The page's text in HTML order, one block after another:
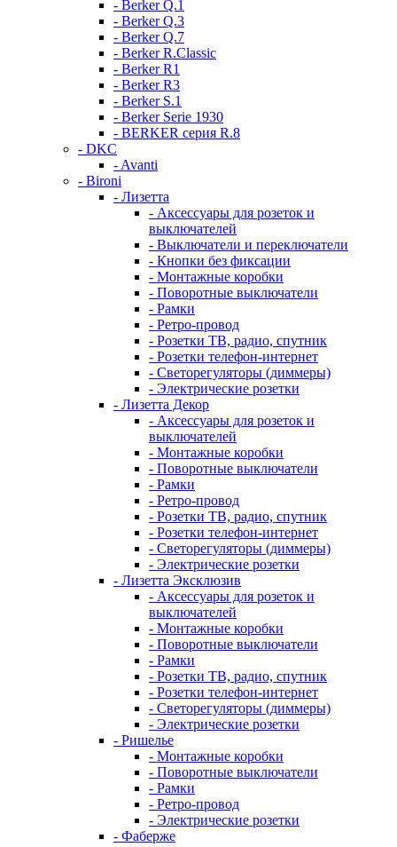
- Berker Q.1
- Berker Q.3
- Berker Q.7
- Berker R.Classic
- Berker R1
- Berker R3
- Berker S.1
- Berker Serie 1930
- BERKER серия R.8
- DKC
- Avanti
- Bironi
- Лизетта
- Аксессуары для розеток и
выключателей
- Выключатели и переключатели
- Кнопки без фиксации
- Монтажные коробки
- Поворотные выключатели
- Рамки
- Ретро-провод
- Розетки ТВ, радио, спутник
- Розетки телефон-интернет
- Светорегуляторы (диммеры)
- Электрические розетки
- Лизетта Декор
- Аксессуары для розеток и
выключателей
- Монтажные коробки
- Поворотные выключатели
- Рамки
- Ретро-провод
- Розетки ТВ, радио, спутник
- Розетки телефон-интернет
- Светорегуляторы (диммеры)
- Электрические розетки
- Лизетта Эксклюзив
- Аксессуары для розеток и
выключателей
- Монтажные коробки
- Поворотные выключатели
- Рамки
- Розетки ТВ, радио, спутник
- Розетки телефон-интернет
- Светорегуляторы (диммеры)
- Электрические розетки
- Ришелье
- Монтажные коробки
- Поворотные выключатели
- Рамки
- Ретро-провод
- Электрические розетки
- Фаберже